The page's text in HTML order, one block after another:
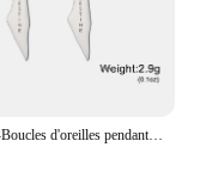
Cazador-Boucles d'oreilles pendantes en acier inoxydable pour femmes et filles, bijoux en or, carte pendante, cadeau Leon, vente en gros